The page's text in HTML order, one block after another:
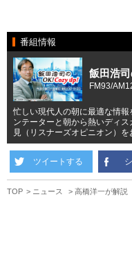
番組情報
飯田浩
FM93/
忙しい現代人の朝に最適な情
ンテーターと朝から熱いディ
見（リスナーズオピニオン）を
ツイートする
TOP ニュース 高橋洋一が解説